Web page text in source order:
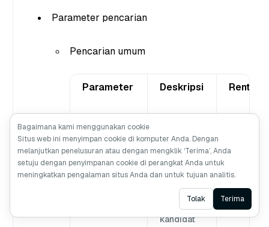
Parameter pencarian
Pencarian umum
Parameter Deskripsi Rentang
nprobe
unit yang
akan
ditanyakan
Jumlah
kandidat
top_k
Ask AI
Bagaimana kami menggunakan cookie
Situs web ini menyimpan cookie di komputer Anda. Dengan
melanjutkan penelusuran atau dengan mengklik ‘Terima’, Anda
setuju dengan penyimpanan cookie di perangkat Anda untuk
meningkatkan pengalaman situs Anda dan untuk tujuan analitis.
Tolak Terima